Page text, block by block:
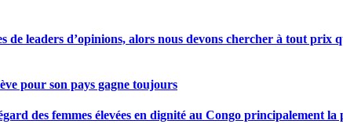
de leaders d’opinions, alors nous devons chercher à tout
pour son pays gagne toujours
des femmes élevées en dignité au Congo principalement